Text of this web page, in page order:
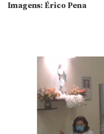
Imagens: Érico Pena